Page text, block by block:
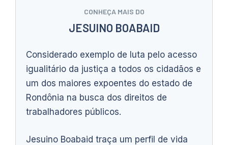
CONHEÇA MAIS DO
JESUINO BOABAID
Considerado exemplo de luta pelo acesso
igualitário da justiça a todos os cidadãos e
um dos maiores expoentes do estado de
Rondônia na busca dos direitos de
trabalhadores públicos.
Jesuino Boabaid traça um perfil de vida